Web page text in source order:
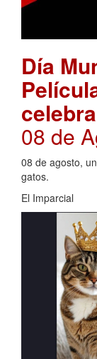
Día
08 de
08 de agosto,
gatos.
El Imparcial